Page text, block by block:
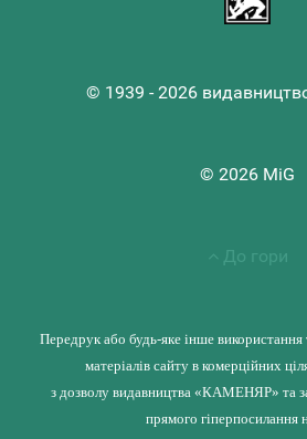
© 1939 - 2026
© 2026 MiG
До гори
Передрук або будь-яке інше
матеріалів сайту в комерційних
з дозволу видавництва «КАМЕНЯР» та
прямого гіперпосилання